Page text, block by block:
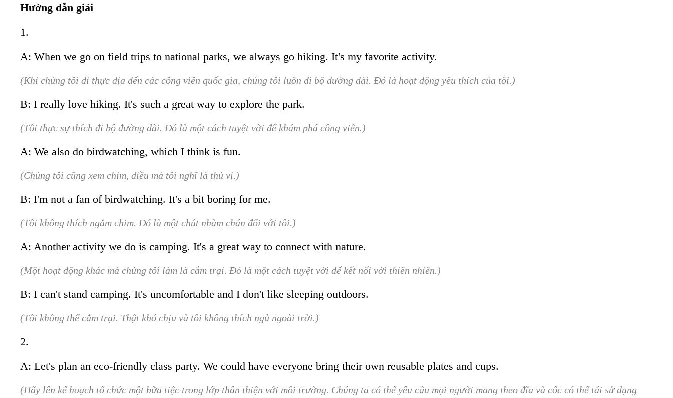
Hướng dẫn giải
1.
A: When we go on field trips to national parks, we always go hiking. It's my favorite activity.
(Khi chúng tôi đi thực địa đến các công viên quốc gia, chúng tôi luôn đi bộ đường dài. Đó là hoạt động yêu thích của tôi.)
B: I really love hiking. It's such a great way to explore the park.
(Tôi thực sự thích đi bộ đường dài. Đó là một cách tuyệt vời để khám phá công viên.)
A: We also do birdwatching, which I think is fun.
(Chúng tôi cũng xem chim, điều mà tôi nghĩ là thú vị.)
B: I'm not a fan of birdwatching. It's a bit boring for me.
(Tôi không thích ngắm chim. Đó là một chút nhàm chán đối với tôi.)
A: Another activity we do is camping. It's a great way to connect with nature.
(Một hoạt động khác mà chúng tôi làm là cắm trại. Đó là một cách tuyệt vời để kết nối với thiên nhiên.)
B: I can't stand camping. It's uncomfortable and I don't like sleeping outdoors.
(Tôi không thể cắm trại. Thật khó chịu và tôi không thích ngủ ngoài trời.)
2.
A: Let's plan an eco-friendly class party. We could have everyone bring their own reusable plates and cups.
(Hãy lên kế hoạch tổ chức một bữa tiệc trong lớp thân thiện với môi trường. Chúng ta có thể yêu cầu mọi người mang theo đĩa và cốc có thể tái sử dụng